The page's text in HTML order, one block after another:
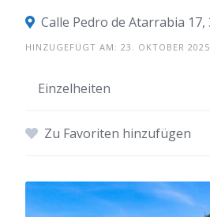
HINZUGEFÜGT AM: 23. OKTOBER 2025
Einzelheiten
Zu Favoriten hinzufügen